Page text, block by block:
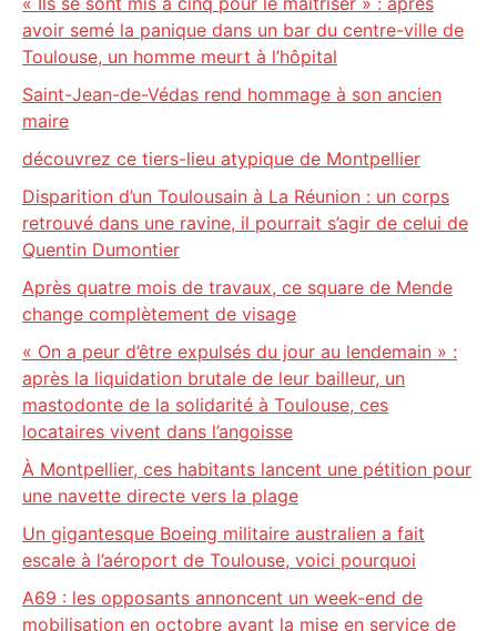
avoir semé la panique dans un bar du centre-ville de
Toulouse, un homme meurt à l’hôpital
Saint-Jean-de-Védas rend hommage à son ancien
maire
découvrez ce tiers-lieu atypique de Montpellier
Disparition d’un Toulousain à La Réunion : un corps
retrouvé dans une ravine, il pourrait s’agir de celui de
Quentin Dumontier
Après quatre mois de travaux, ce square de Mende
change complètement de visage
« On a peur d’être expulsés du jour au lendemain » :
après la liquidation brutale de leur bailleur, un
mastodonte de la solidarité à Toulouse, ces
locataires vivent dans l’angoisse
À Montpellier, ces habitants lancent une pétition pour
une navette directe vers la plage
Un gigantesque Boeing militaire australien a fait
escale à l’aéroport de Toulouse, voici pourquoi
A69 : les opposants annoncent un week-end de
mobilisation en octobre avant la mise en service de